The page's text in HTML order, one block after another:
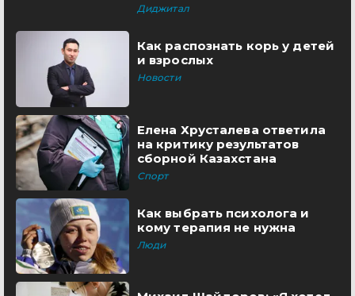
Диджитал
Как распознать корь у детей
и взрослых
Новости
Елена Хрусталева ответила
на критику результатов
сборной Казахстана
Спорт
Как выбрать психолога и
кому терапия не нужна
Люди